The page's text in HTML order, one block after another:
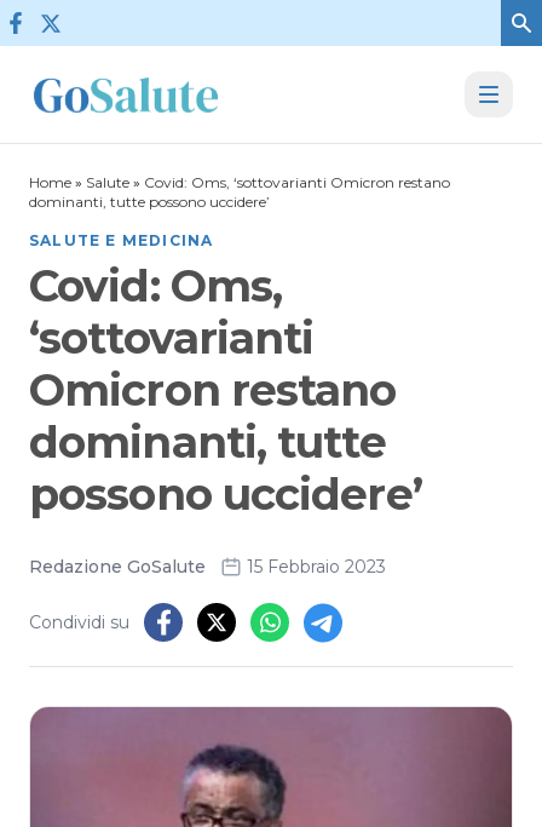
Vai al contenuto
Home » Salute » Covid: Oms, ‘sottovarianti Omicron restano
dominanti, tutte possono uccidere’
SALUTE E MEDICINA
Covid: Oms,
‘sottovarianti
Omicron restano
dominanti, tutte
possono uccidere’
Redazione GoSalute 15 Febbraio 2023
Condividi su